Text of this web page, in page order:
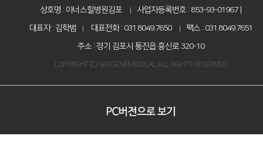
상호명 : 아너스힐병원김포
사업자등록번호 : 853-93-01967 |
대표자 : 김학범
대표전화 : 031.8049.7650
팩스 : 031.8049.7651
주소 : 경기 김포시 통진읍 흥신로 320-10
COPYRIGHT (C) SEEGENEMEDICAL ALL RIGHTS RESERVED.